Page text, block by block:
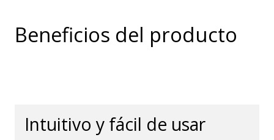
Beneficios del producto
Intuitivo y fácil de usar